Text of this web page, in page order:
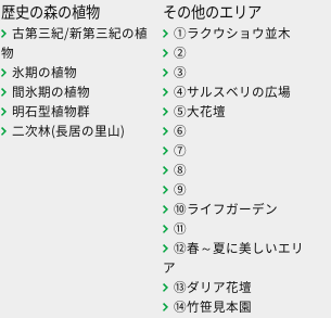
歴史の森の植物
古第三紀/新第三紀の植
物
氷期の植物
間氷期の植物
明石型植物群
二次林(長居の里山)
その他のエリア
①ラクウショウ並木
②
③
④サルスベリの広場
⑤大花壇
⑥
⑦
⑧
⑨
⑩ライフガーデン
⑪
⑫春～夏に美しいエリ
ア
⑬ダリア花壇
⑭竹笹見本園